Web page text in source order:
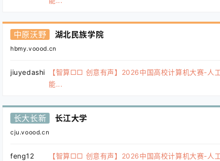
中原沃野 湖北民族学院
hbmy.voood.cn
jiuyedashi
【智算□□ 创意有声】2026中国高校计算机大赛-人
能...
长大长新 长江大学
cju.voood.cn
feng12 【智算□□ 创意有声】2026中国高校计算机大赛-人